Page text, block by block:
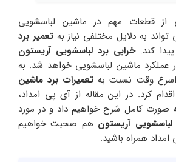
از قطعات مهم در ماشین لباسشویی
به دلایل مختلفی نیاز بهتعمیر برد
پیدا کند.خرابی برد لباسشویی آریستون
عملکرد ماشین لباسشویی خواهد شد. به
وقت نسبت به تعمیرات برد ماشین
اقدام کرد. در این مقاله از آی پی امداد،
صورت کامل شرح خواهیم داد و در مورد
آریستون هم صحبت خواهیم
امداد همراه باشید.